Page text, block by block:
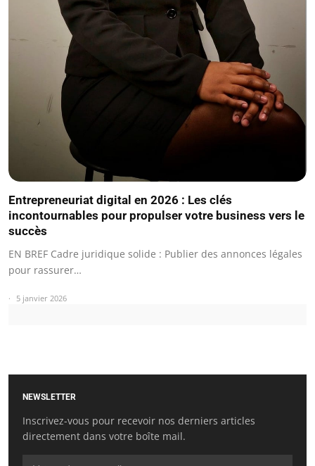
Entrepreneuriat digital en 2026 : Les clés
incontournables pour propulser votre business vers le
succès
EN BREF Cadre juridique solide : Publier des annonces légales
pour rassurer…
5 janvier 2026
NEWSLETTER
Inscrivez-vous pour recevoir nos derniers articles
directement dans votre boîte mail.